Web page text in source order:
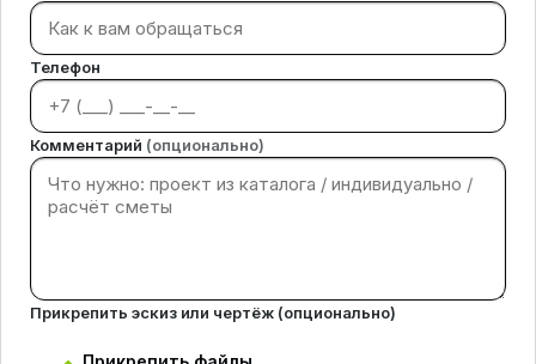
Телефон
Комментарий (опционально)
Прикрепить эскиз или чертёж (опционально)